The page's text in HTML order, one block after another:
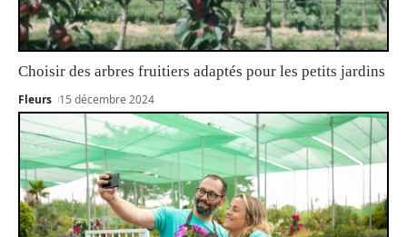
Choisir des arbres fruitiers adaptés pour les petits jardins
Fleurs 15 décembre 2024